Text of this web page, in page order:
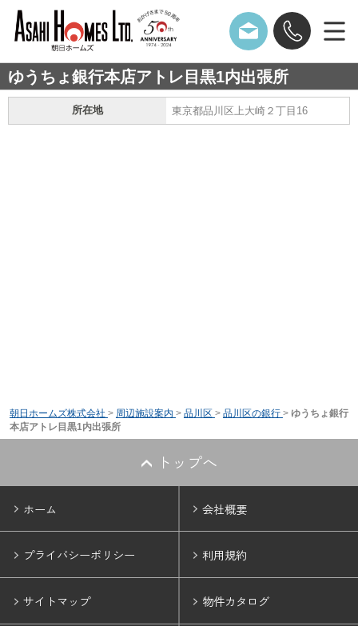
ゆうちょ銀行本店アトレ目黒1内出張所
所在地 東京都品川区上大崎２丁目16
朝日ホームズ株式会社 > 周辺施設案内 > 品川区 > 品川区の銀行 > ゆうちょ銀行
本店アトレ目黒1内出張所
トップへ
ホーム 会社概要
プライバシーポリシー 利用規約
サイトマップ 物件カタログ